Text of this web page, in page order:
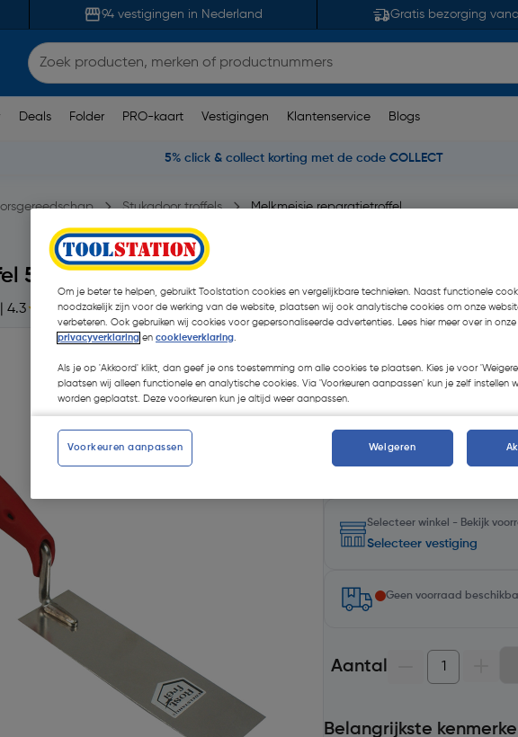
94 vestigingen in Nederland Gratis bezorging
Deals Folder PRO-kaart Vestigingen Klantenservice Blogs
5% click & collect korting met de code COLLECT
Stukadoor troffels Melkmeisje reparatietroffel
50mm RVS
| 4.3 3 opmerking(en)| Stuk
Selecteer winkel - Bekijk
Selecteer vestiging
Geen voorraad
Aantal
Belangrijkste
Om je beter te helpen, gebruikt Toolstation cookies en vergelijkbare technieken. Naast functionele
noodzakelijk zijn voor de werking van de website, plaatsen wij ook analytische cookies om onze
verbeteren. Ook gebruiken wij cookies voor gepersonaliseerde advertenties. Lees hier meer over in onze
privacyverklaring en cookieverklaring.
Als je op 'Akkoord' klikt, dan geef je ons toestemming om alle cookies te plaatsen. Kies je voor
plaatsen wij alleen functionele en analytische cookies. Via 'Voorkeuren aanpassen' kun je zelf instellen
worden geplaatst. Deze voorkeuren kun je altijd weer aanpassen.
Voorkeuren aanpassen Weigeren